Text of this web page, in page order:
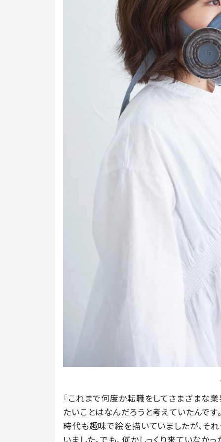
「これまで何度か転職をしてさまざまな
たいことはなんだろうと考えていたんで
時代も趣味で絵を描いていましたが、そ
いました。でも、何かしっくり来ていなか